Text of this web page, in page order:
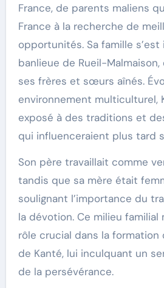
France, de parents maliens
France à la recherche de
opportunités. Sa famille
banlieue de Rueil-
ses frères et sœurs aînés.
environnement multiculturel,
exposé à des traditions et
qui influenceraient plus tard
Son père travaillait comme
tandis que sa mère était
soulignant l’importance du
la dévotion. Ce milieu familial
rôle crucial dans la formation
de Kanté, lui inculquant un
de la persévérance.